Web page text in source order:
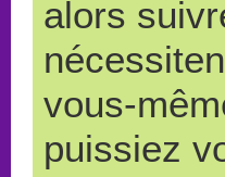
alors
vous-
puissiez